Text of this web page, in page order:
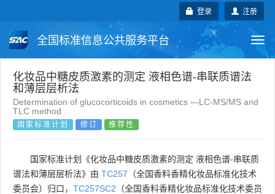
注册
登录
全国标准信息公共服务平台
国家标准 行业标准 地方标准
团体标准 企业标准 国际标准
化妆品中糖皮质激素的测定 液相色谱-串联质谱法
和薄层层析法
Determination of glucocorticoids in cosmetics —LC-MS/MS and
TLC method
国家标准计划 修订 推荐性
国家标准计划《化妆品中糖皮质激素的测定 液相色谱-串联质
谱法和薄层层析法》由 TC257 （全国香料香精化妆品标准化技术
委员会）归口， TC257SC2 （全国香料香精化妆品标准化技术委员